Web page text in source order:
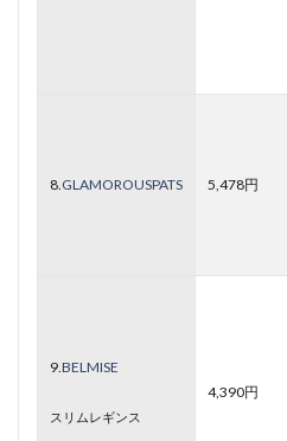
8.GLAMOROUSPATS 5,478円
9.BELMISE
スリムレギンス
4,390円